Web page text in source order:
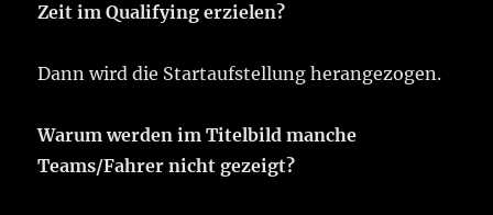
Zeit im Qualifying erzielen?
Dann wird die Startaufstellung herangezogen.
Warum werden im Titelbild manche
Teams/Fahrer nicht gezeigt?